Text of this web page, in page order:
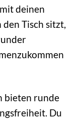
deinen
Tisch sitzt,
bieten runde
Du